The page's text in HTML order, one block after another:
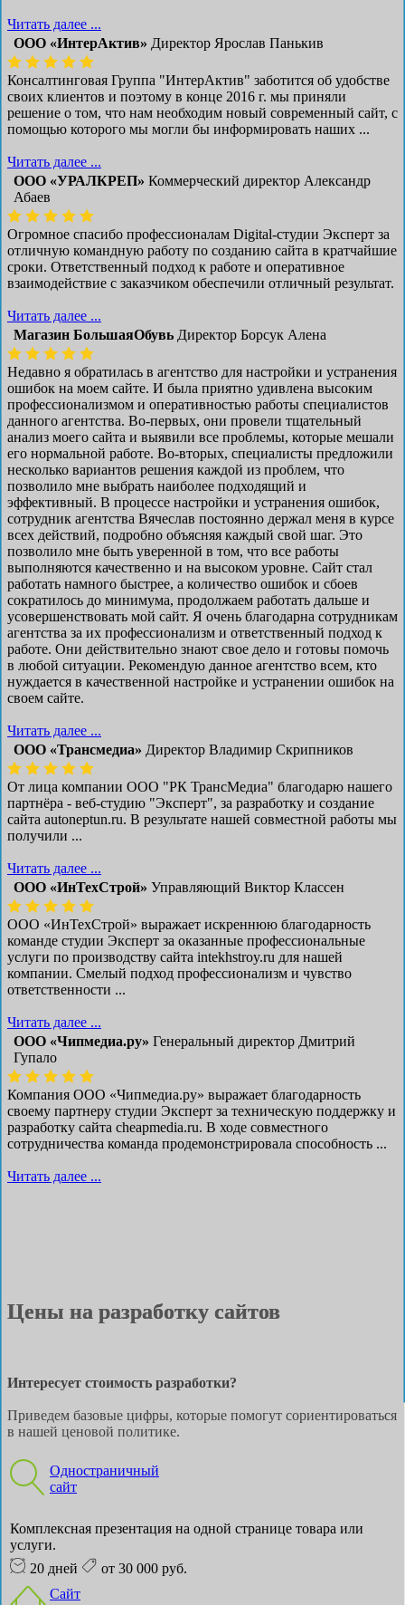
Читать далее ...
ООО «ИнтерАктив» Директор Ярослав Панькив
Консалтинговая Группа "ИнтерАктив" заботится об удобстве
своих клиентов и поэтому в конце 2016 г. мы приняли
решение о том, что нам необходим новый современный сайт, с
помощью которого мы могли бы информировать наших ...
Читать далее ...
ООО «УРАЛКРЕП» Коммерческий директор Александр
Абаев
Огромное спасибо профессионалам Digital-студии Эксперт за
отличную командную работу по созданию сайта в кратчайшие
сроки. Ответственный подход к работе и оперативное
взаимодействие с заказчиком обеспечили отличный результат.
Читать далее ...
Магазин БольшаяОбувь Директор Борсук Алена
Недавно я обратилась в агентство для настройки и устранения
ошибок на моем сайте. И была приятно удивлена высоким
профессионализмом и оперативностью работы специалистов
данного агентства. Во-первых, они провели тщательный
анализ моего сайта и выявили все проблемы, которые мешали
его нормальной работе. Во-вторых, специалисты предложили
несколько вариантов решения каждой из проблем, что
позволило мне выбрать наиболее подходящий и
эффективный. В процессе настройки и устранения ошибок,
сотрудник агентства Вячеслав постоянно держал меня в курсе
всех действий, подробно объясняя каждый свой шаг. Это
позволило мне быть уверенной в том, что все работы
выполняются качественно и на высоком уровне. Сайт стал
работать намного быстрее, а количество ошибок и сбоев
сократилось до минимума, продолжаем работать дальше и
усовершенствовать мой сайт. Я очень благодарна сотрудникам
агентства за их профессионализм и ответственный подход к
работе. Они действительно знают свое дело и готовы помочь
в любой ситуации. Рекомендую данное агентство всем, кто
нуждается в качественной настройке и устранении ошибок на
своем сайте.
Читать далее ...
ООО «Трансмедиа» Директор Владимир Скрипников
От лица компании ООО "РК ТрансМедиа" благодарю нашего
партнёра - веб-студию "Эксперт", за разработку и создание
сайта autoneptun.ru. В результате нашей совместной работы мы
получили ...
Читать далее ...
ООО «ИнТехСтрой» Управляющий Виктор Классен
ООО «ИнТехСтрой» выражает искреннюю благодарность
команде студии Эксперт за оказанные профессиональные
услуги по производству сайта intekhstroy.ru для нашей
компании. Смелый подход профессионализм и чувство
ответственности ...
Читать далее ...
ООО «Чипмедиа.ру» Генеральный директор Дмитрий
Гупало
Компания ООО «Чипмедиа.ру» выражает благодарность
своему партнеру студии Эксперт за техническую поддержку и
разработку сайта cheapmedia.ru. В ходе совместного
сотрудничества команда продемонстрировала способность ...
Читать далее ...
Цены на разработку сайтов
Интересует стоимость разработки?
Приведем базовые цифры, которые помогут сориентироваться
в нашей ценовой политике.
Одностраничный
сайт
Комплексная презентация на одной странице товара или
услуги.
20 дней
от 30 000 руб.
Сайт